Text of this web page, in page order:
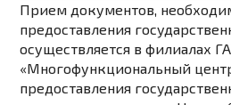
Прием документов,
предоставления
осуществляется в филиалах
«Многофункциональный
предоставления